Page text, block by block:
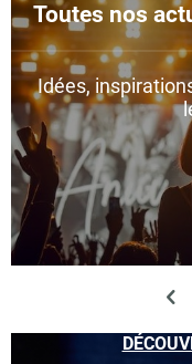
Toutes nos
Idées,